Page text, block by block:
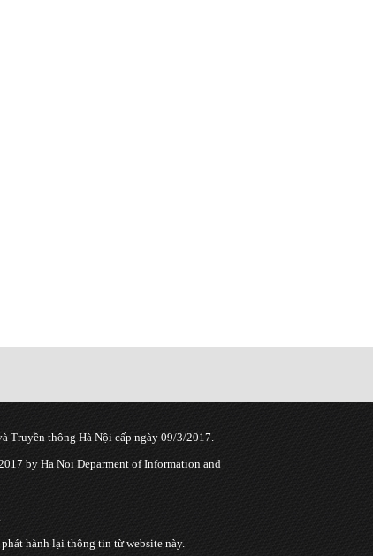
Truyền thông Hà Nội cấp ngày 09/3/2017.
by Ha Noi Deparment of Information and
hành lại thông tin từ website này.